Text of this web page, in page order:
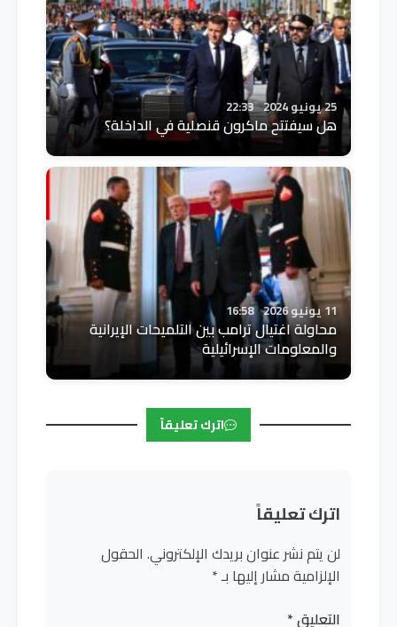
25 يونيو 2024 22:33
هل سيفتتح ماكرون قنصلية في الداخلة؟
11 يونيو 2026 16:58
محاولة اغتيال ترامب بين التلميحات الإيرانية
والمعلومات الإسرائيلية
اترك تعليقاً
اترك تعليقاً
لن يتم نشر عنوان بريدك الإلكتروني. الحقول
الإلزامية مشار إليها بـ*
التعليق*